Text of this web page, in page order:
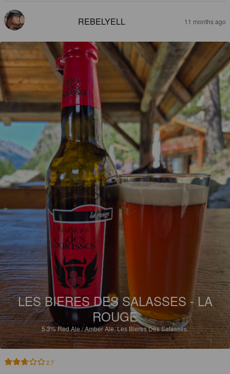
REBELYELL 11 months ago
LES BIERES DES SALASSES - LA
ROUGE
5.3%Red Ale / Amber Ale.Les Bieres Des Salasses.
2.7